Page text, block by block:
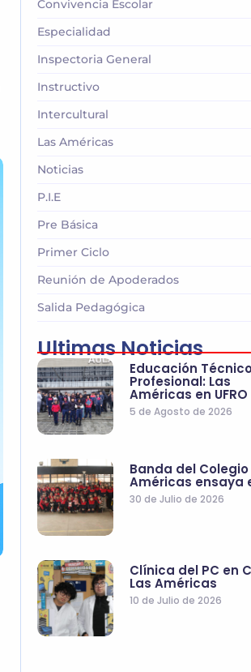
Convivencia Escolar
Especialidad
Inspectoria General
Instructivo
Intercultural
Las Américas
Noticias
P.I.E
Pre Básica
Primer Ciclo
Reunión de Apoderados
Salida Pedagógica
Ultimas Noticias
Educación
Profesional: Las
Américas en UFRO
5 de Agosto de 2026
Banda del Colegio
Américas ensaya
30 de Julio de 2026
Clínica del PC en
Las Américas
10 de Julio de 2026